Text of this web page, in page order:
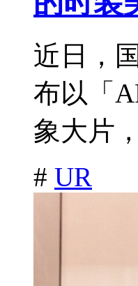
近日，
布以「
象大片
# UR